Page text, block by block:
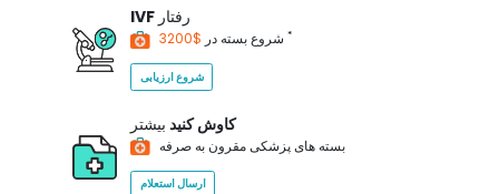
IVF رفتار
شروع بسته در *
شروع ارزیابی
کاوش کنید بیشتر
بسته های پزشکی مقرون به صرفه
ارسال استعلام